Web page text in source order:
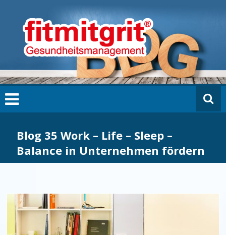
springen
fi
m
it
g
ri
t
L
G
Blog 35 Work – Life – Sleep –
Balance in Unternehmen fördern